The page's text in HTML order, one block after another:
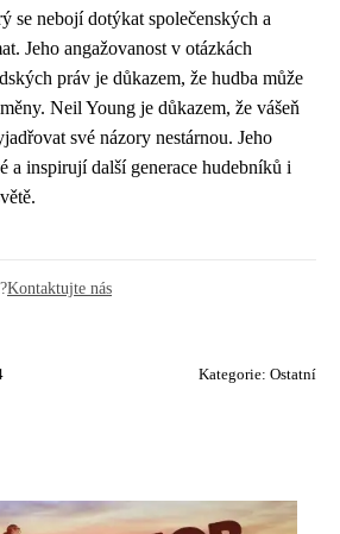
se nebojí dotýkat společenských a
Jeho angažovanost v otázkách
práv je důkazem, že hudba může
Neil Young je důkazem, že vášeň
své názory nestárnou. Jeho
a inspirují další generace hudebníků i
Kontaktujte nás
Kategorie: Ostatní